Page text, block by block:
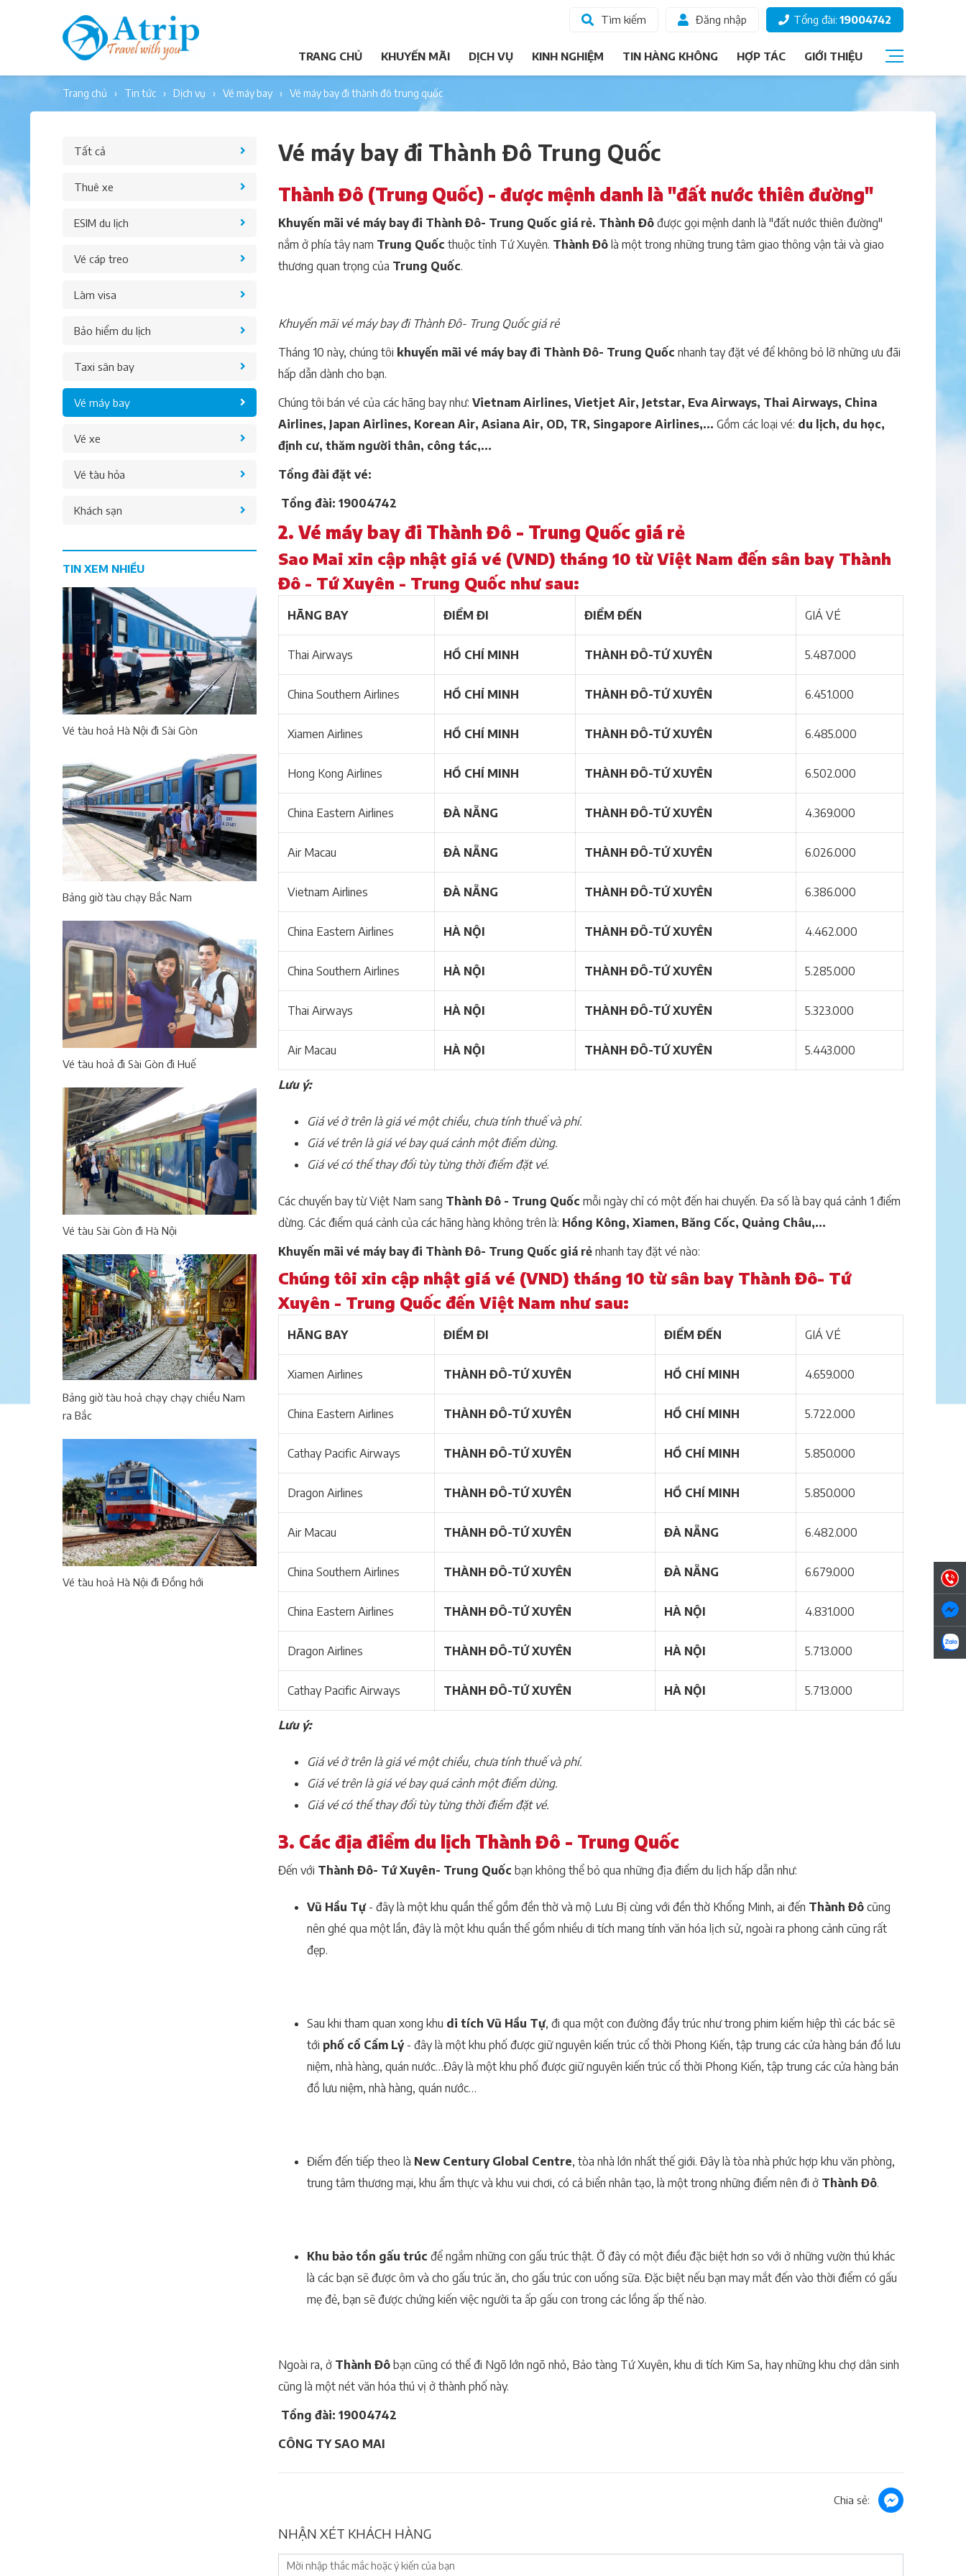
Tìm kiếm Đăng nhập Tổng đài: 19004742
TRANG CHỦ KHUYẾN MÃI DỊCH VỤ KINH NGHIỆM TIN HÀNG KHÔNG HỢP TÁC GIỚI THIỆU
Chọn ghế ngồi
trang chủ tin tức dịch vụ vé máy bay vé máy bay đi thành đô trung quốc
Tất cả
Thuê xe
ESIM du lịch
Vé cáp treo
Làm visa
Bảo hiểm du lịch
Taxi sân bay
Vé máy bay
Vé xe
Vé tàu hỏa
Khách sạn
TIN XEM NHIỀU
Vé tàu hoả Hà Nội đi Sài Gòn
Bảng giờ tàu chạy Bắc Nam
Vé tàu hoả đi Sài Gòn đi Huế
Vé tàu Sài Gòn đi Hà Nội
Bảng giờ tàu hoả chạy chạy chiều Nam
ra Bắc
Vé tàu hoả Hà Nội đi Đồng hới
Vé máy bay đi Thành Đô Trung Quốc
Thành Đô (Trung Quốc) - được mệnh danh là "đất nước thiên đường"
Khuyến mãi vé máy bay đi Thành Đô- Trung Quốc giá rẻ. Thành Đô được gọi mệnh danh là "đất nước thiên đường"
nắm ở phía tây nam Trung Quốc thuộc tỉnh Tứ Xuyên. Thành Đô là một trong những trung tâm giao thông vận tải và giao
thương quan trọng của Trung Quốc.
Khuyến mãi vé máy bay đi Thành Đô- Trung Quốc giá rẻ
Tháng 10 này, chúng tôi khuyến mãi vé máy bay đi Thành Đô- Trung Quốc nhanh tay đặt vé để không bỏ lỡ những ưu đãi
hấp dẫn dành cho bạn.
Chúng tôi bán vé của các hãng bay như: Vietnam Airlines, Vietjet Air, Jetstar, Eva Airways, Thai Airways, China
Airlines, Japan Airlines, Korean Air, Asiana Air, OD, TR, Singapore Airlines,... Gồm các loại vé: du lịch, du học,
định cư, thăm người thân, công tác,...
Tổng đài đặt vé:
Tổng đài: 19004742
2. Vé máy bay đi Thành Đô - Trung Quốc giá rẻ
Sao Mai xin cập nhật giá vé (VND) tháng 10 từ Việt Nam đến sân bay Thành
Đô - Tứ Xuyên - Trung Quốc như sau:
HÃNG BAY ĐIỂM ĐI ĐIỂM ĐẾN GIÁ VÉ
Thai Airways HỒ CHÍ MINH THÀNH ĐÔ-TỨ XUYÊN 5.487.000
China Southern Airlines HỒ CHÍ MINH THÀNH ĐÔ-TỨ XUYÊN 6.451.000
Xiamen Airlines HỒ CHÍ MINH THÀNH ĐÔ-TỨ XUYÊN 6.485.000
Hong Kong Airlines HỒ CHÍ MINH THÀNH ĐÔ-TỨ XUYÊN 6.502.000
China Eastern Airlines ĐÀ NẴNG THÀNH ĐÔ-TỨ XUYÊN 4.369.000
Air Macau ĐÀ NẴNG THÀNH ĐÔ-TỨ XUYÊN 6.026.000
Vietnam Airlines ĐÀ NẴNG THÀNH ĐÔ-TỨ XUYÊN 6.386.000
China Eastern Airlines HÀ NỘI THÀNH ĐÔ-TỨ XUYÊN 4.462.000
China Southern Airlines HÀ NỘI THÀNH ĐÔ-TỨ XUYÊN 5.285.000
Thai Airways HÀ NỘI THÀNH ĐÔ-TỨ XUYÊN 5.323.000
Air Macau HÀ NỘI THÀNH ĐÔ-TỨ XUYÊN 5.443.000
Lưu ý:
Giá vé ở trên là giá vé một chiều, chưa tính thuế và phí.
Giá vé trên là giá vé bay quá cảnh một điểm dừng.
Giá vé có thể thay đổi tùy từng thời điểm đặt vé.
Các chuyến bay từ Việt Nam sang Thành Đô - Trung Quốc mỗi ngày chỉ có một đến hai chuyến. Đa số là bay quá cảnh 1 điểm
dừng. Các điểm quá cảnh của các hãng hàng không trên là: Hồng Kông, Xiamen, Băng Cốc, Quảng Châu,...
Khuyến mãi vé máy bay đi Thành Đô- Trung Quốc giá rẻ nhanh tay đặt vé nào:
Chúng tôi xin cập nhật giá vé (VND) tháng 10 từ sân bay Thành Đô- Tứ
Xuyên - Trung Quốc đến Việt Nam như sau:
HÃNG BAY ĐIỂM ĐI ĐIỂM ĐẾN GIÁ VÉ
Xiamen Airlines THÀNH ĐÔ-TỨ XUYÊN HỒ CHÍ MINH 4.659.000
China Eastern Airlines THÀNH ĐÔ-TỨ XUYÊN HỒ CHÍ MINH 5.722.000
Cathay Pacific Airways THÀNH ĐÔ-TỨ XUYÊN HỒ CHÍ MINH 5.850.000
Dragon Airlines THÀNH ĐÔ-TỨ XUYÊN HỒ CHÍ MINH 5.850.000
Air Macau THÀNH ĐÔ-TỨ XUYÊN ĐÀ NẴNG 6.482.000
China Southern Airlines THÀNH ĐÔ-TỨ XUYÊN ĐÀ NẴNG 6.679.000
China Eastern Airlines THÀNH ĐÔ-TỨ XUYÊN HÀ NỘI 4.831.000
Dragon Airlines THÀNH ĐÔ-TỨ XUYÊN HÀ NỘI 5.713.000
Cathay Pacific Airways THÀNH ĐÔ-TỨ XUYÊN HÀ NỘI 5.713.000
Lưu ý:
Giá vé ở trên là giá vé một chiều, chưa tính thuế và phí.
Giá vé trên là giá vé bay quá cảnh một điểm dừng.
Giá vé có thể thay đổi tùy từng thời điểm đặt vé.
3. Các địa điểm du lịch Thành Đô - Trung Quốc
Đến với Thành Đô- Tứ Xuyên- Trung Quốc bạn không thể bỏ qua những địa điểm du lịch hấp dẫn như:
Vũ Hầu Tự - đây là một khu quần thể gồm đền thờ và mộ Lưu Bị cùng với đền thờ Khổng Minh, ai đến Thành Đô cũng
nên ghé qua một lần, đây là một khu quần thể gồm nhiều di tích mang tính văn hóa lịch sử, ngoài ra phong cảnh cũng rất
đẹp.
Sau khi tham quan xong khu di tích Vũ Hầu Tự, đi qua một con đường đầy trúc như trong phim kiếm hiệp thì các bác sẽ
tới phố cổ Cẩm Lý - đây là một khu phố được giữ nguyên kiến trúc cổ thời Phong Kiến, tập trung các cửa hàng bán đồ lưu
niệm, nhà hàng, quán nước…Đây là một khu phố được giữ nguyên kiến trúc cổ thời Phong Kiến, tập trung các cửa hàng bán
đồ lưu niệm, nhà hàng, quán nước…
Điểm đến tiếp theo là New Century Global Centre, tòa nhà lớn nhất thế giới. Đây là tòa nhà phức hợp khu văn phòng,
trung tâm thương mại, khu ẩm thực và khu vui chơi, có cả biển nhân tạo, là một trong những điểm nên đi ở Thành Đô.
Khu bảo tồn gấu trúc để ngắm những con gấu trúc thật. Ở đây có một điều đặc biệt hơn so với ở những vườn thú khác
là các bạn sẽ được ôm và cho gấu trúc ăn, cho gấu trúc con uống sữa. Đặc biệt nếu bạn may mắt đến vào thời điểm có gấu
mẹ đẻ, bạn sẽ được chứng kiến việc người ta ấp gấu con trong các lồng ấp thế nào.
Ngoài ra, ở Thành Đô bạn cũng có thể đi Ngõ lớn ngõ nhỏ, Bảo tàng Tứ Xuyên, khu di tích Kim Sa, hay những khu chợ dân sinh
cũng là một nét văn hóa thú vị ở thành phố này.
Tổng đài: 19004742
CÔNG TY SAO MAI
Chia sẻ:
NHẬN XÉT KHÁCH HÀNG